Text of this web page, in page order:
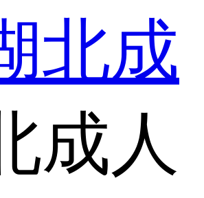
北成
成人